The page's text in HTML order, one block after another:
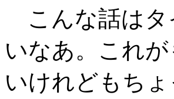
こんな話はタ
いなあ。これ
いけれどもち